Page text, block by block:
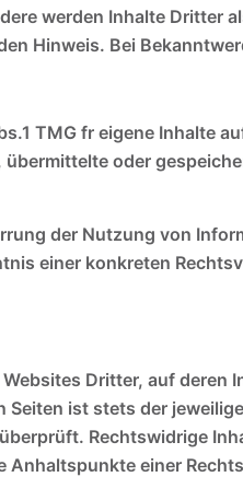
werden Inhalte Dritter
Hinweis. Bei
TMG fr eigene Inhalte
oder
der Nutzung von
einer konkreten
Dritter, auf deren
Seiten ist stets der
Rechtswidrige
einer